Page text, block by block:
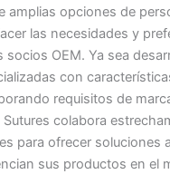
amplias opciones de
las necesidades y
socios OEM. Ya sea
con
requisitos de
Sutures colabora
para ofrecer soluciones
sus productos en el